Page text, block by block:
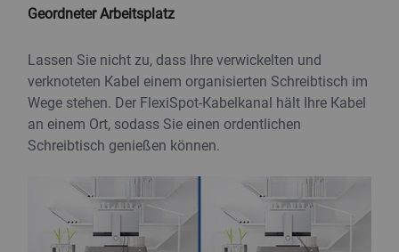
Geordneter Arbeitsplatz
Lassen Sie nicht zu, dass Ihre verwickelten und
verknoteten Kabel einem organisierten Schreibtisch im
Wege stehen. Der FlexiSpot-Kabelkanal hält Ihre Kabel
an einem Ort, sodass Sie einen ordentlichen
Schreibtisch genießen können.